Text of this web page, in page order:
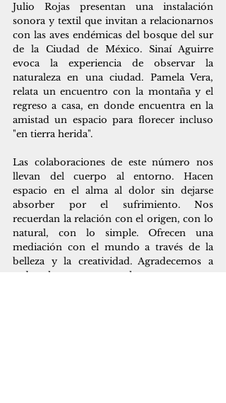
Julio Rojas presentan una instalación
sonora y textil que invitan a relacionarnos
con las aves endémicas del bosque del sur
de la Ciudad de México. Sinaí Aguirre
evoca la experiencia de observar la
naturaleza en una ciudad. Pamela Vera,
relata un encuentro con la montaña y el
regreso a casa, en donde encuentra en la
amistad un espacio para florecer incluso
"en tierra herida".
Las colaboraciones de este número nos
llevan del cuerpo al entorno. Hacen
espacio en el alma al dolor sin dejarse
absorber por el sufrimiento. Nos
recuerdan la relación con el origen, con lo
natural, con lo simple. Ofrecen una
mediación con el mundo a través de la
belleza y la creatividad. Agradecemos a
todas las autoras y los autores por